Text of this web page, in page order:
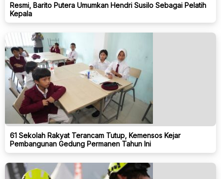
Resmi, Barito Putera Umumkan Hendri Susilo Sebagai Pelatih
Kepala
61 Sekolah Rakyat Terancam Tutup, Kemensos Kejar
Pembangunan Gedung Permanen Tahun Ini